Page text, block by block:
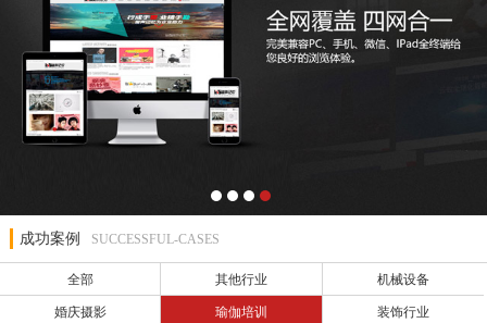
成功案例 SUCCESSFUL-CASES
全部 其他行业 机械设备
婚庆摄影 瑜伽培训 装饰行业